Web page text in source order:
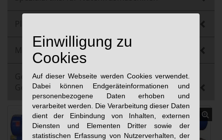
Multizylinder
Gebrauchtmaschinen und
Gebrauchtkomponenten
Einwilligung zu
Cookies
Auf dieser Webseite werden Cookies verwendet.
Dabei können Endgeräteinformationen und
personenbezogene Daten erhoben und
verarbeitet werden. Die Verarbeitung dieser Daten
dient der Einbindung von Inhalten, externen
Diensten und Elementen Dritter sowie der
statistischen Erfassung von Nutzerverhalten, der